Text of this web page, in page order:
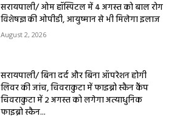
सरायपाली/ ओम हॉस्पिटल में 4 अगस्त को बाल रोग
विशेषज्ञ की ओपीडी, आयुष्मान से भी मिलेगा इलाज
August 2, 2026
सरायपाली/ बिना दर्द और बिना ऑपरेशन होगी
लिवर की जांच, चिवराकुटा में फाइब्रो स्कैन कैंप
चिवराकुटा में 2 अगस्त को लगेगा अत्याधुनिक
फाइब्रो स्कैन...